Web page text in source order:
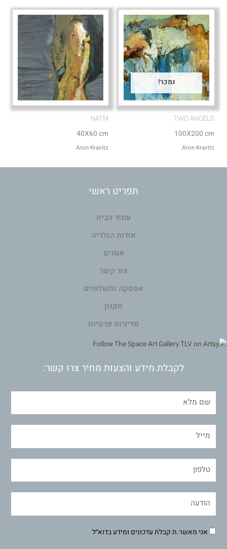
נמכר!
TWO ANGELS
100X200 cm
Aron Kravitz
NATM
40X60 cm
Aron Kravitz
תפריט ראשי
עמוד הבית
אודות הגלריה
אמנים
צור קשר
אספקה ומשלוחים
תקנון
מדיניות פרטיות
לקבלת מידע והצעות מחיר צרו קשר:
אני מאשר.ת קבלת עדכונים ומידע בדוא״ל